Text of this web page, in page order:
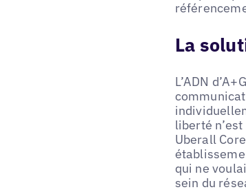
La
L’ADN
liberté
Uberall
qui ne
sein du